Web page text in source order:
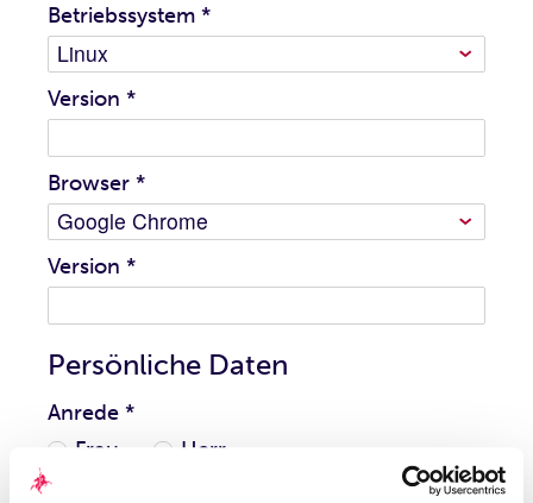
Betriebssystem *
Version *
Browser *
Version *
Persönliche Daten
Anrede *
Frau
Herr
Akademischer Grad